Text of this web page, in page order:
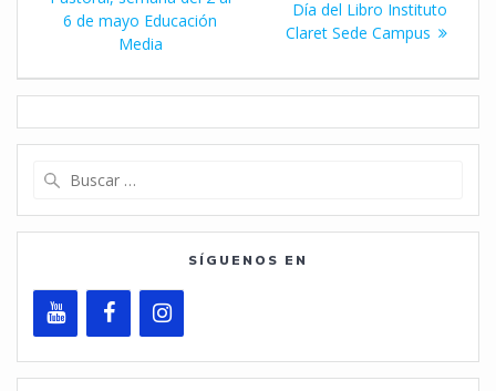
entradas
6 de mayo Educación
Media
entrada:
Día del Libro Instituto
Claret Sede Campus
SÍGUENOS EN